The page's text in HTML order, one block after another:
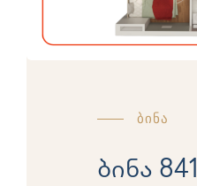
ბინა
ბინა 841